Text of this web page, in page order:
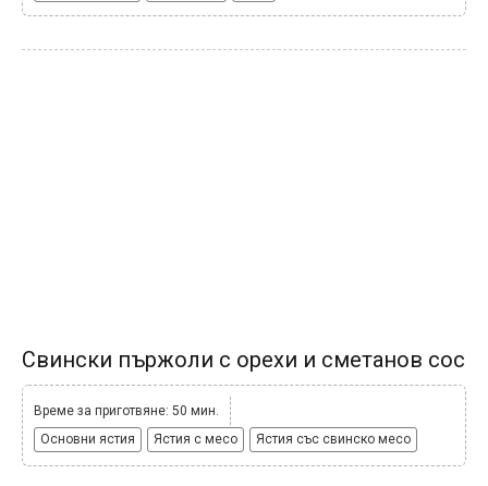
Свински пържоли с орехи и сметанов сос
Време за приготвяне: 50 мин.
Основни ястия
Ястия с месо Ястия със свинско месо